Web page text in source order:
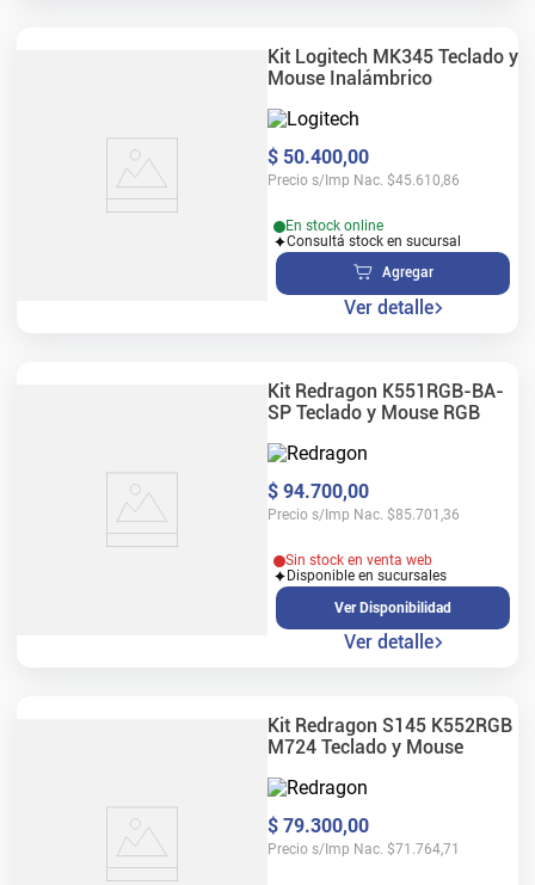
Kit Logitech MK345 Teclado y
Mouse Inalámbrico
$ 50.400,00
Precio s/Imp Nac. $45.610,86
En stock online
Consultá stock en sucursal
Agregar
Ver detalle
Kit Redragon K551RGB-BA-
SP Teclado y Mouse RGB
$ 94.700,00
Precio s/Imp Nac. $85.701,36
Sin stock en venta web
Disponible en sucursales
Ver Disponibilidad
Ver detalle
Kit Redragon S145 K552RGB
M724 Teclado y Mouse
$ 79.300,00
Precio s/Imp Nac. $71.764,71